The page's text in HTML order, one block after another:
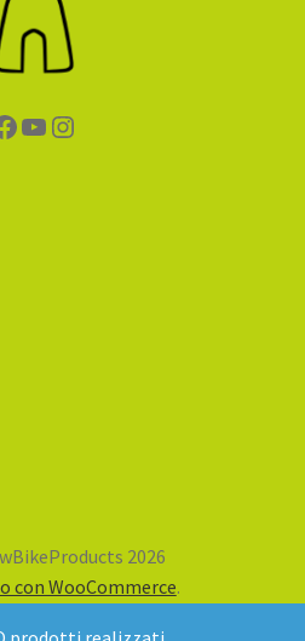
YouTube
Instagram
2026
con WooCommerce.